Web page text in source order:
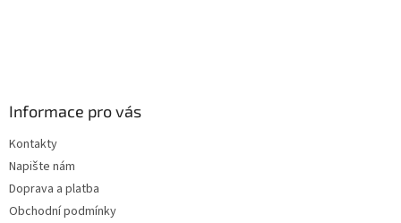
Informace pro vás
Kontakty
Napište nám
Doprava a platba
Obchodní podmínky